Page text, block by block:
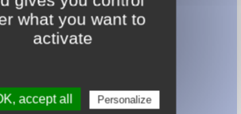
what you want to
activate
accept all Personalize